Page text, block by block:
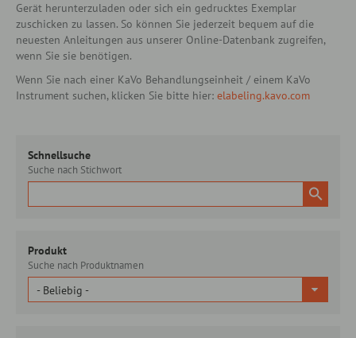
Gerät herunterzuladen oder sich ein gedrucktes Exemplar
zuschicken zu lassen. So können Sie jederzeit bequem auf die
neuesten Anleitungen aus unserer Online-Datenbank zugreifen,
wenn Sie sie benötigen.
Wenn Sie nach einer KaVo Behandlungseinheit / einem KaVo
Instrument suchen, klicken Sie bitte hier: elabeling.kavo.com
Schnellsuche
Suche nach Stichwort
Produkt
Suche nach Produktnamen
- Beliebig -